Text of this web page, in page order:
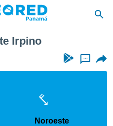
Irpino
...
Noroeste